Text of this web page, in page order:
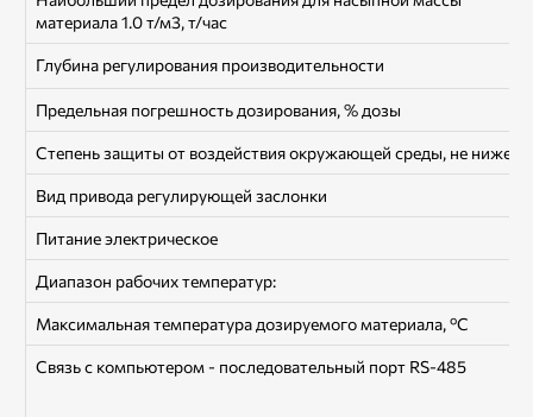
материала 1.0 т/м3, т/час
Глубина регулирования производительности
Предельная погрешность дозирования, % дозы
Степень защиты от воздействия окружающей среды, не ниже
Вид привода регулирующей заслонки
Питание электрическое
Диапазон рабочих температур:
Максимальная температура дозируемого материала, ºС
Связь с компьютером - последовательный порт RS-485